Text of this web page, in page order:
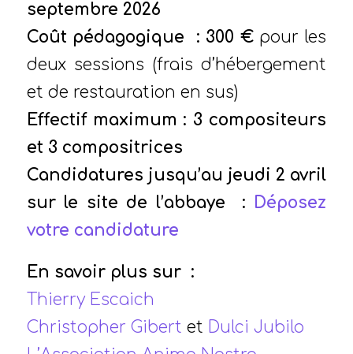
septembre 2026
Coût pédagogique : 300 € pour les
deux sessions (frais d’hébergement
et de restauration en sus)
Effectif maximum : 3 compositeurs
et 3 compositrices
Candidatures jusqu’au jeudi 2 avril
sur le site de l’abbaye : Déposez
votre candidature
En savoir plus sur :
Thierry Escaich
Christopher Gibert et Dulci Jubilo